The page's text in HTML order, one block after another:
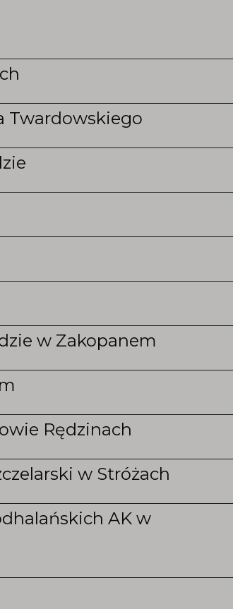
Twardowskiego
w Zakopanem
Rędzinach
w Stróżach
AK w